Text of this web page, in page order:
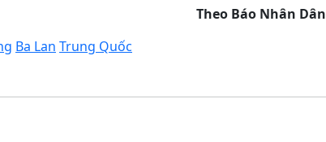
Theo Báo Nhân Dân
Ba Lan Trung Quốc